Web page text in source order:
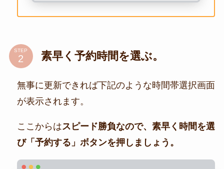
STEP 素早く予約時間を選ぶ。
無事に更新できれば下記のような時間帯選択画面
が表示されます。
ここからはスピード勝負なので、素早く時間を選
び「予約する」ボタンを押しましょう。